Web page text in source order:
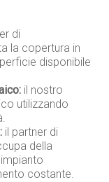
di
la copertura in
disponibile
il nostro
utilizzando
il partner di
della
costante.